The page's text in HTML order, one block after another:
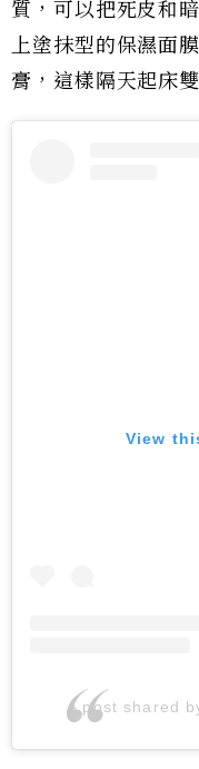
質，可以把死皮和
上塗抹型的保濕面
膏，這樣隔天起床
View
A post shared